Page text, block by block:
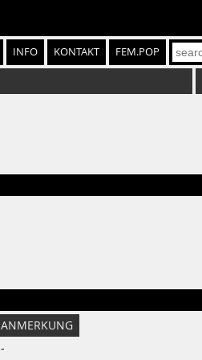
INFO KONTAKT FEM.POP
ANMERKUNG
-